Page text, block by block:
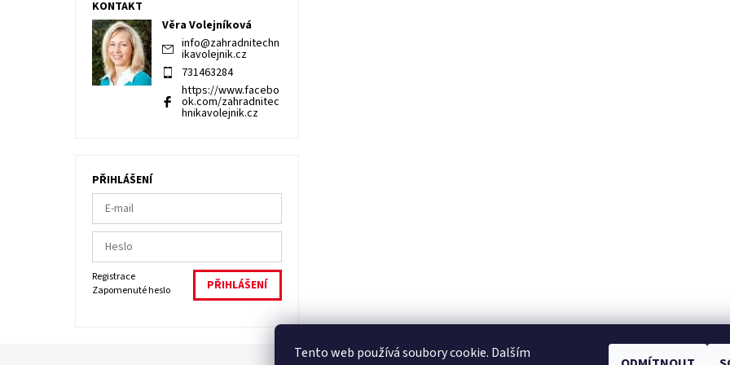
KONTAKT
Věra Volejníková
info@zahradnitechn
ikavolejnik.cz
731463284
https://www.facebo
ok.com/zahradnitec
hnikavolejnik.cz
PŘIHLÁŠENÍ
Registrace
Zapomenuté heslo
Tento web používá soubory cookie. Dalším